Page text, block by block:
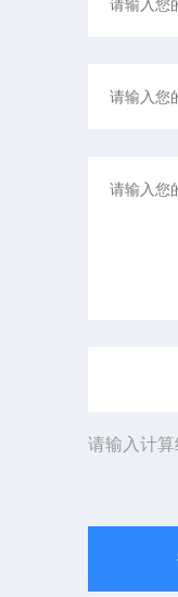
请输入计